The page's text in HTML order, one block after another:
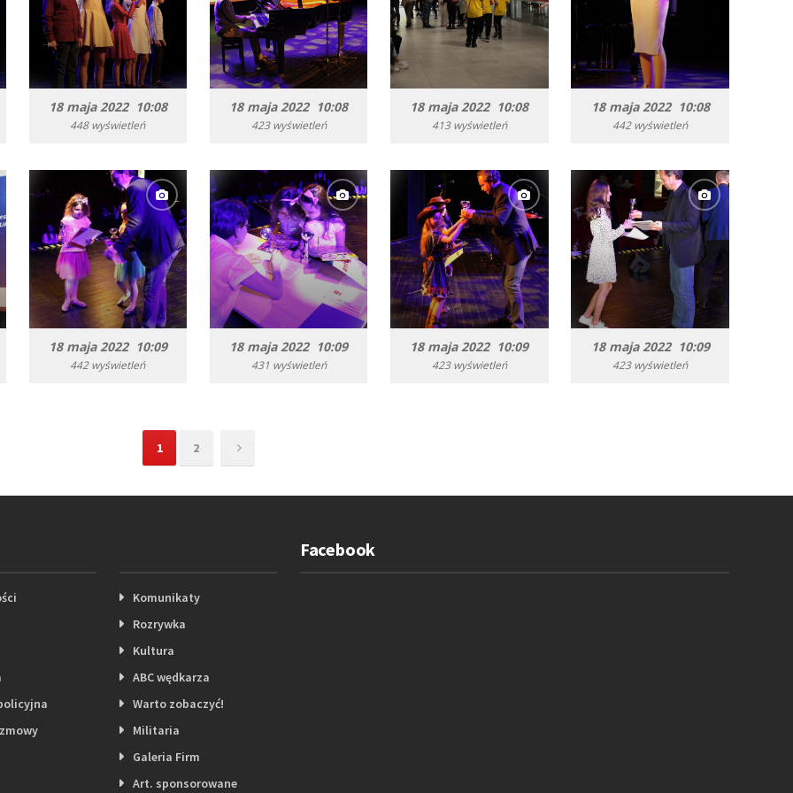
18 maja 2022 10:08
448 wyświetleń
18 maja 2022 10:08
423 wyświetleń
18 maja 2022 10:08
413 wyświetleń
18 maja 2022 10:08
442 wyświetleń
18 maja 2022 10:09
442 wyświetleń
18 maja 2022 10:09
431 wyświetleń
18 maja 2022 10:09
423 wyświetleń
18 maja 2022 10:09
423 wyświetleń
1 2
Komunikaty
Rozrywka
Kultura
ABC wędkarza
Warto zobaczyć!
Militaria
Galeria Firm
Art. sponsorowane
Facebook